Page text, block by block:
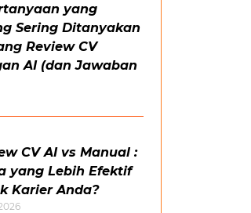
yang
Sering Ditanyakan
Review CV
AI (dan Jawaban
CV AI vs Manual :
yang Lebih Efektif
Karier Anda?